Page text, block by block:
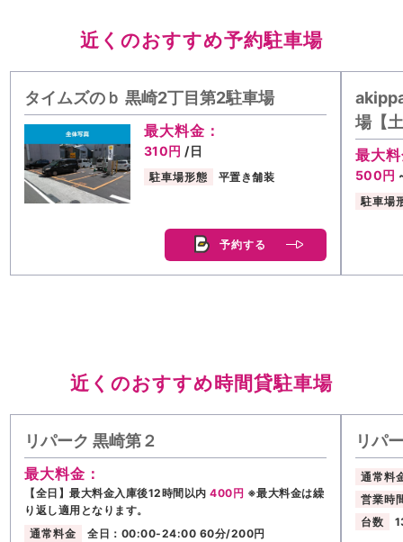
近くのおすすめ予約駐車場
タイムズのｂ 黒崎2丁目第2駐車場
最大料金：
310円 /日
駐車場形態 平置き舗装
予約する
場【
最大
500円
駐車場
近くのおすすめ時間貸駐車場
リパーク 黒崎第２
最大料金：
【全日】最大料金入庫後12時間以内400円 ※最大料金は繰
り返し適用となります。
通常料金
全日：00:00-24:00 60分/200円
リパ
通常料
営業時
台数